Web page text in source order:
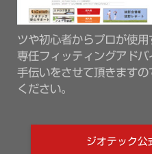
ツや初心者からプロが使用
専任フィッティングアド
手伝いをさせて頂きます
ください。
ジオテック公